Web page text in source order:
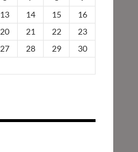
13 14 15
16
20 21 22
23
27 28 29
30